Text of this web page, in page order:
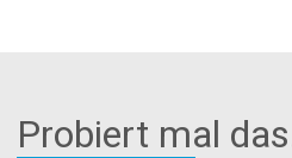
Probiert mal